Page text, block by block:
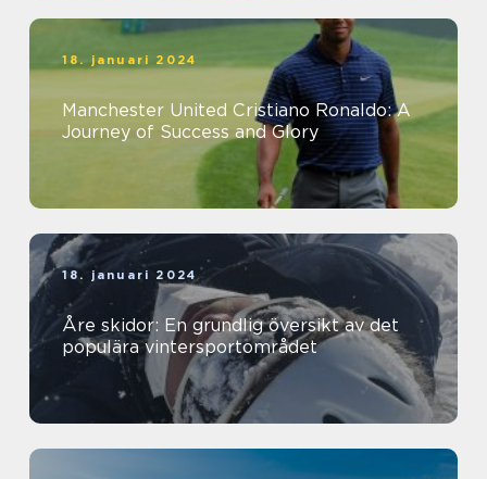
18. januari 2024
Manchester United Cristiano Ronaldo: A
Journey of Success and Glory
18. januari 2024
Åre skidor: En grundlig översikt av det
populära vintersportområdet